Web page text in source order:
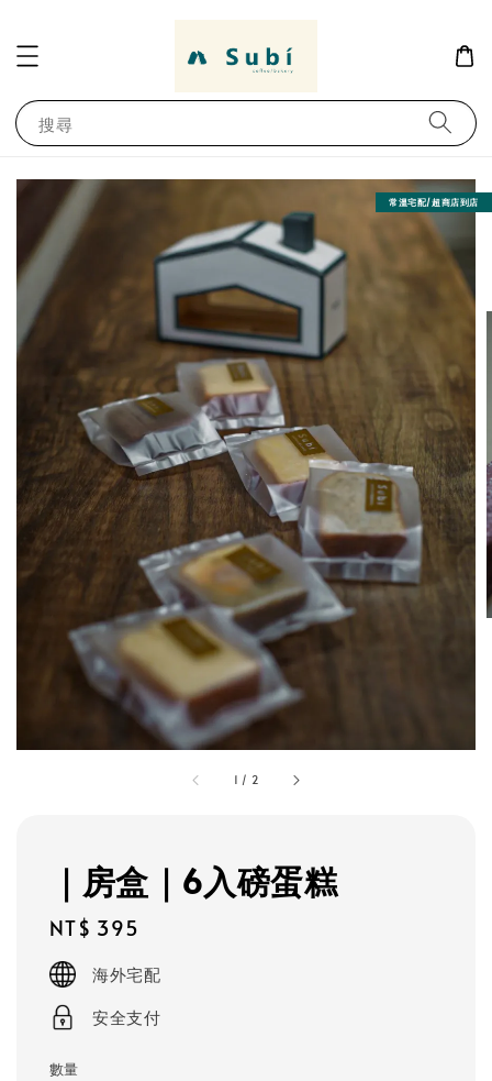
搜尋
1 / 2
常溫宅配/超商店到店
｜房盒｜6入磅蛋糕
Regular
price
NT$ 395
海外宅配
安全支付
數量